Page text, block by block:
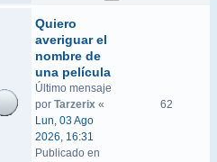
Quiero
averiguar el
nombre de
una película
Último mensaje
por Tarzerix «
Lun, 03 Ago
2026, 16:31
Publicado en
62